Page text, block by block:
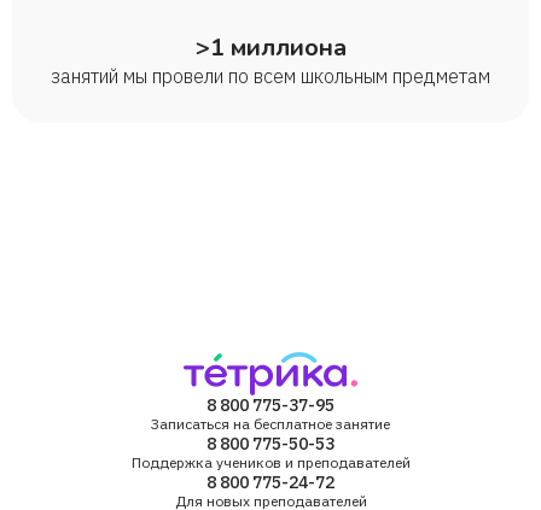
>1 миллиона
занятий мы провели по всем школьным предметам
8 800 775-37-95
Записаться на бесплатное занятие
8 800 775-50-53
Поддержка учеников и преподавателей
8 800 775-24-72
Для новых преподавателей